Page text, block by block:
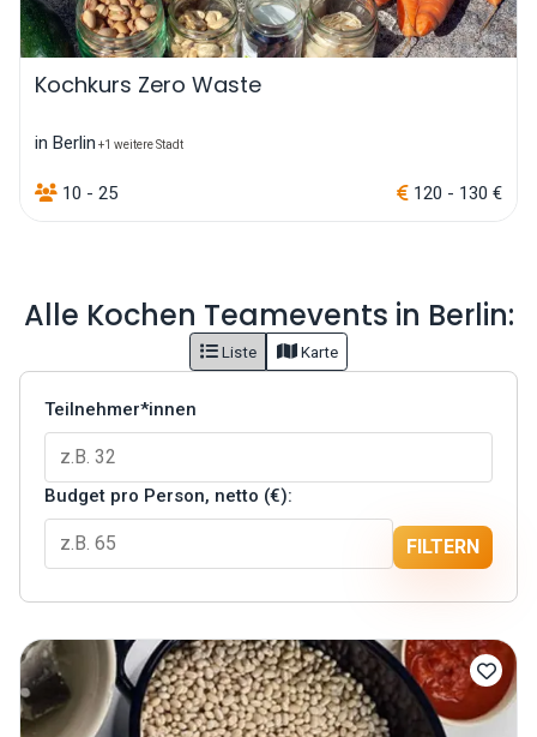
Kochkurs Zero Waste
in Berlin +1 weitere Stadt
10 - 25 120 - 130 €
Alle Kochen Teamevents in Berlin:
Liste Karte
Teilnehmer*innen
Budget pro Person, netto (€):
FILTERN